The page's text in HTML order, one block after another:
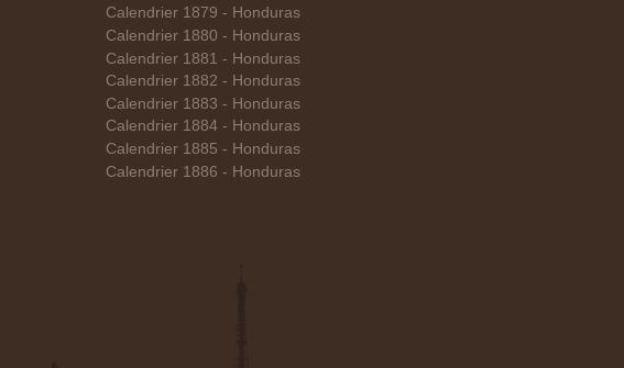
Calendrier 1879 - Honduras
Calendrier 1880 - Honduras
Calendrier 1881 - Honduras
Calendrier 1882 - Honduras
Calendrier 1883 - Honduras
Calendrier 1884 - Honduras
Calendrier 1885 - Honduras
Calendrier 1886 - Honduras